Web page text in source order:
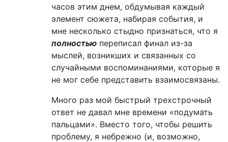
часов этим днем, обдумывая каждый
элемент сюжета, набирая события, и
мне несколько стыдно признаться, что я
полностью переписал финал из-за
мыслей, возникших и связанных со
случайными воспоминаниями, которые я
не мог себе представить взаимосвязаны.
Много раз мой быстрый трехстрочный
ответ не давал мне времени «подумать
пальцами». Вместо того, чтобы решить
проблему, я небрежно (и, возможно,